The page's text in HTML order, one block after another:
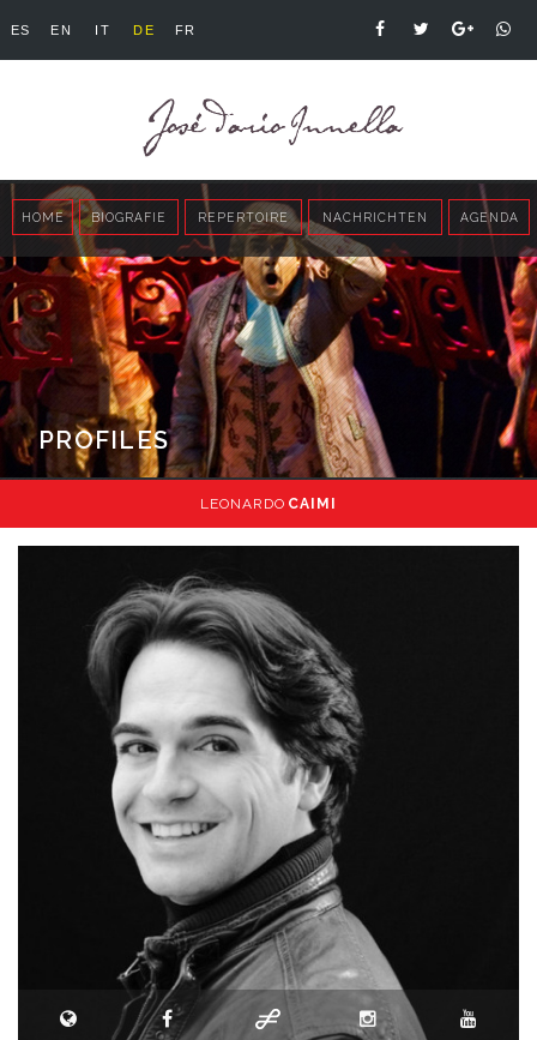
ES EN IT DE FR
HOME BIOGRAFIE REPERTOIRE NACHRICHTEN AGENDA
PROFILES
LEONARDO CAIMI